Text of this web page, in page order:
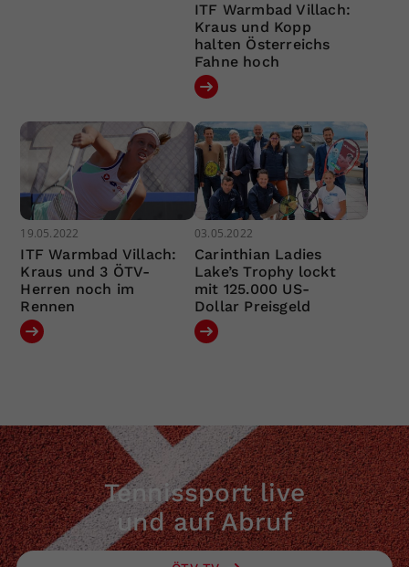
ITF Warmbad Villach:
Kraus und Kopp
halten Österreichs
Fahne hoch
19.05.2022
ITF Warmbad Villach:
Kraus und 3 ÖTV-
Herren noch im
Rennen
03.05.2022
Carinthian Ladies
Lake’s Trophy lockt
mit 125.000 US-
Dollar Preisgeld
Tennissport live
und auf Abruf